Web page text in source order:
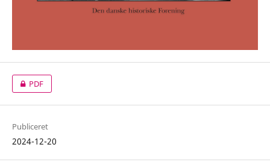
PDF
Publiceret
2024-12-20